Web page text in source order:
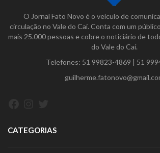
O Jornal Fato Novo é o veículo de
circulação no Vale do Caí. Conta com um
mais 25.000 pessoas e cobre o noticiário de
do Vale do Caí.
Telefones: 51 99823-4869 | 51
CATEGORIAS